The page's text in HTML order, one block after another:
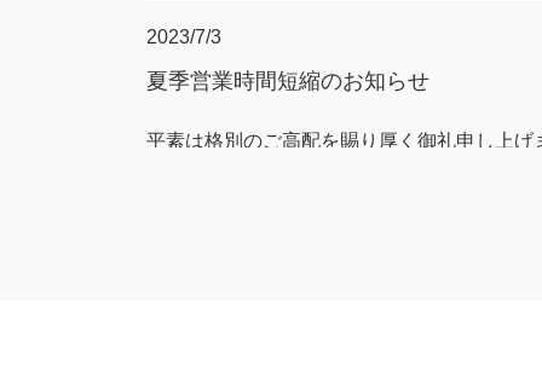
2023/7/3
夏季営業時間短縮のお知らせ
平素は格別のご高配を賜り厚く御礼申し上げ